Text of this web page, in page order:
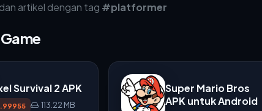
artikel dengan tag #platformer
Survival 2 APK
113.22 MB
Super Mario Bros
APK untuk Android